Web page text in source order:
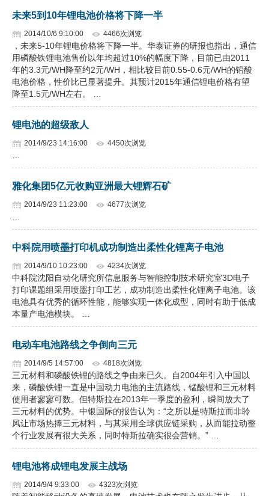
未来5到10年锂电池价格将下降一半
2014/10/6 9:10:00 4466次浏览
，未来5-10年锂电价格将下降一半。华泰证券的研报也指出，通信
用磷酸铁锂电池售价以年均超过10%的幅度下降，目前已由2011
年的3.3元/WH降至约2元/WH，相比较目前0.55-0.6元/WH的铅酸
电池价格，性价比已显著提升。其预计2015年通信锂电价格有望
降至1.5元/WH左右。 …
锂电池的超级敌人
2014/9/23 14:16:00 4450次浏览
雅化集团5亿元收购亚洲最大锂辉石矿
2014/9/23 11:23:00 4677次浏览
中科院用喷墨打印机成功制造出柔性化锂离子电池
2014/9/10 10:23:00 4234次浏览
中科院沈阳自动化研究所信息服务与智能控制技术研究室3D电子
打印课题组采用喷墨打印工艺，成功制造出柔性化锂离子电池。该
电池具有优秀的循环性能，能够实现一体化成型，同时有助于低成
本量产电池模块。 …
电动车电池路线之争倒向三元
2014/9/5 14:57:00 4818次浏览
三元材料和磷酸铁锂的路线之争由来已久。自2004年引入中国以
来，磷酸铁锂一直是中国动力电池的主流路线，锰酸锂和三元材料
使用者寥寥可数。但特斯拉在2013年一季度的盈利，瞬间放大了
三元材料的优势。中银国际的报告认为：“之所以是特斯拉而非聆
风让市场热捧三元材料，与其采用全球供应链采购，从而能拉动整
个行业发展有很大关系，同时特斯拉确实很会营销。” …
锂电池将成锂电发展主战场
2014/9/4 9:33:00 4323次浏览